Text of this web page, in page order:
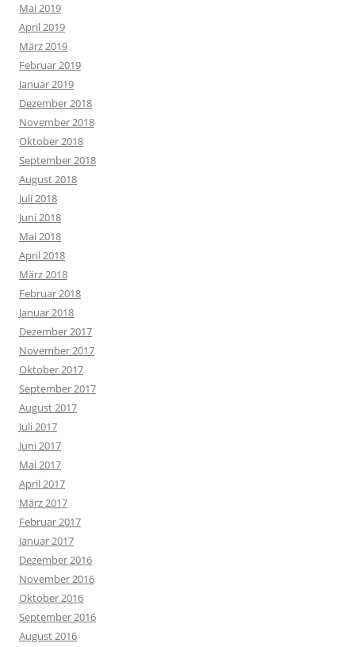
Mai 2019
April 2019
März 2019
Februar 2019
Januar 2019
Dezember 2018
November 2018
Oktober 2018
September 2018
August 2018
Juli 2018
Juni 2018
Mai 2018
April 2018
März 2018
Februar 2018
Januar 2018
Dezember 2017
November 2017
Oktober 2017
September 2017
August 2017
Juli 2017
Juni 2017
Mai 2017
April 2017
März 2017
Februar 2017
Januar 2017
Dezember 2016
November 2016
Oktober 2016
September 2016
August 2016